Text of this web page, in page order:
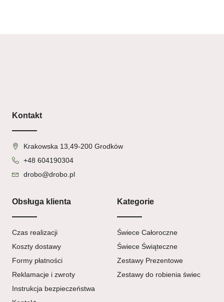
Kontakt
Krakowska 13,49-200 Grodków
+48 604190304
drobo@drobo.pl
Obsługa klienta
Czas realizacji
Koszty dostawy
Formy płatności
Reklamacje i zwroty
Instrukcja bezpieczeństwa
Kategorie
Świece Całoroczne
Świece Świąteczne
Zestawy Prezentowe
Zestawy do robienia świec